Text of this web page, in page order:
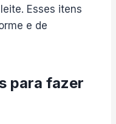
Esses itens
e de
para fazer